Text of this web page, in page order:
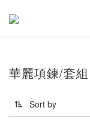
華麗項鍊/套組
Sort by